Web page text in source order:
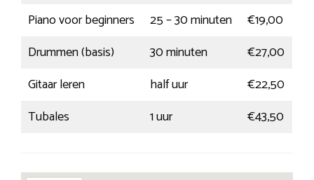
Piano voor beginners
25 – 30 minuten
€19,00
Drummen (basis)
30 minuten
€27,00
Gitaar leren
half uur
€22,50
Tubales
1 uur €43,50